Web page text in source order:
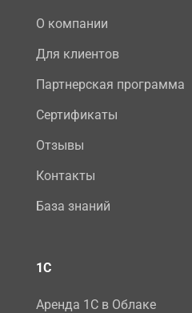
О компании
Для клиентов
Партнерская программа
Сертификаты
Отзывы
Контакты
База знаний
1С
Аренда 1С в Облаке